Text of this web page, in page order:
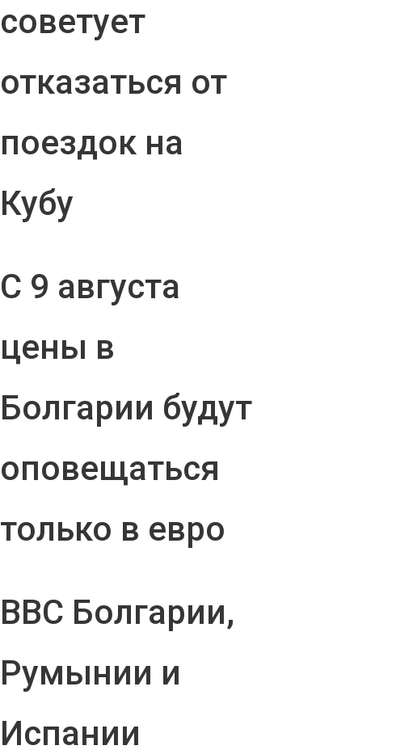
советует
отказаться от
поездок на
Кубу
С 9 августа
цены в
Болгарии будут
оповещаться
только в евро
ВВС Болгарии,
Румынии и
Испании